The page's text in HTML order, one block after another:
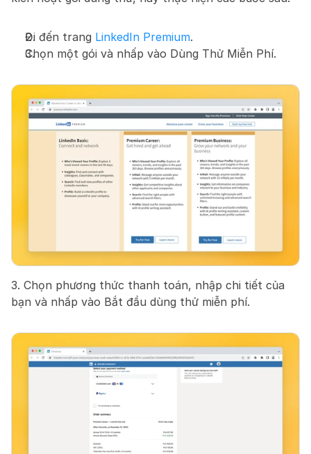
Đi đến trang LinkedIn Premium.
Chọn một gói và nhấp vào Dùng Thử Miễn Phí.
3. Chọn phương thức thanh toán, nhập chi tiết của
bạn và nhấp vào Bắt đầu dùng thử miễn phí.